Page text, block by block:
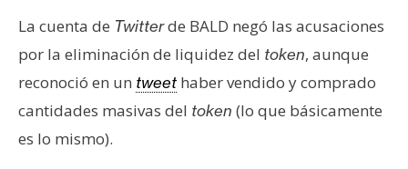
o
n
a
c
t
La cuenta de Twitterde BALD negó las acusaciones
por la eliminación de liquidez del token, aunque
reconoció en un tweet haber vendido y comprado
cantidades masivas del token (lo que básicamente
es lo mismo).